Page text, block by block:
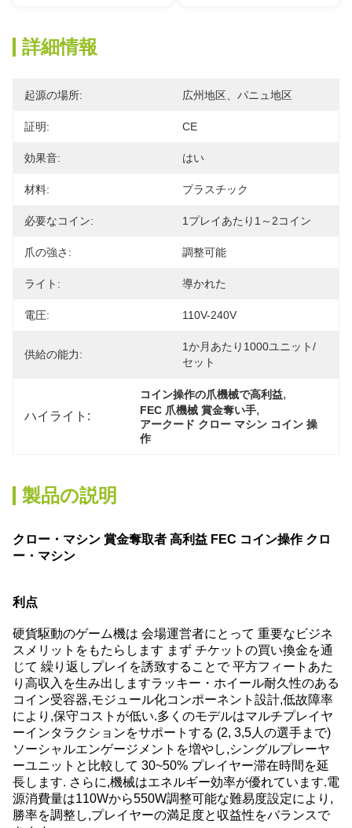
詳細情報
起源の場所: 広州地区、パニュ地区
証明: CE
効果音: はい
材料: プラスチック
必要なコイン: 1プレイあたり1～2コイン
爪の強さ: 調整可能
ライト: 導かれた
電圧: 110V-240V
供給の能力:
1か月あたり1000ユニット/
セット
ハイライト:
コイン操作の爪機械で高利益,
FEC 爪機械 賞金奪い手,
アークード クロー マシン コイン 操
作
製品の説明
クロー・マシン 賞金奪取者 高利益 FEC コイン操作 クロ
ー・マシン
利点
硬貨駆動のゲーム機は 会場運営者にとって 重要なビジネ
スメリットをもたらします まず チケットの買い換金を通
じて 繰り返しプレイを誘致することで 平方フィートあた
り高収入を生み出しますラッキー・ホイール耐久性のある
コイン受容器,モジュール化コンポーネント設計,低故障率
により,保守コストが低い.多くのモデルはマルチプレイヤ
ーインタラクションをサポートする (2, 3,5人の選手まで)
ソーシャルエンゲージメントを増やし,シングルプレーヤ
ーユニットと比較して 30~50% プレイヤー滞在時間を延
長します. さらに,機械はエネルギー効率が優れています.電
源消費量は110Wから550W調整可能な難易度設定により,
勝率を調整し,プレイヤーの満足度と収益性をバランスで